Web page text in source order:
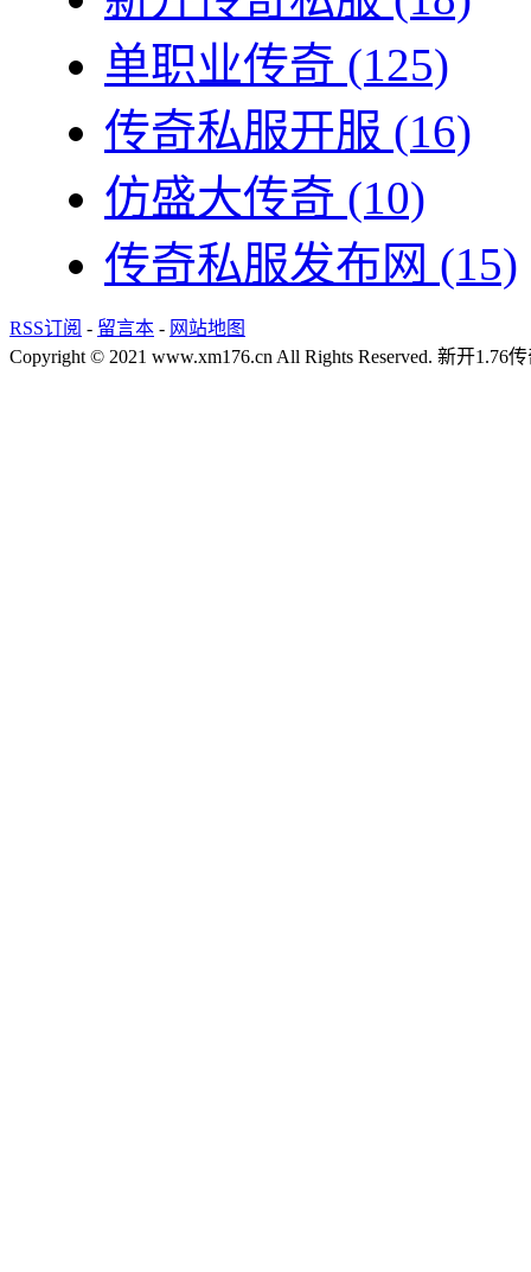
单职业传奇 (125)
传奇私服开服 (16)
仿盛大传奇 (10)
传奇私服发布网 (15)
RSS订阅 - 留言本 - 网站地图
Copyright © 2021 www.xm176.cn All Rights Reserved. 新开1.76